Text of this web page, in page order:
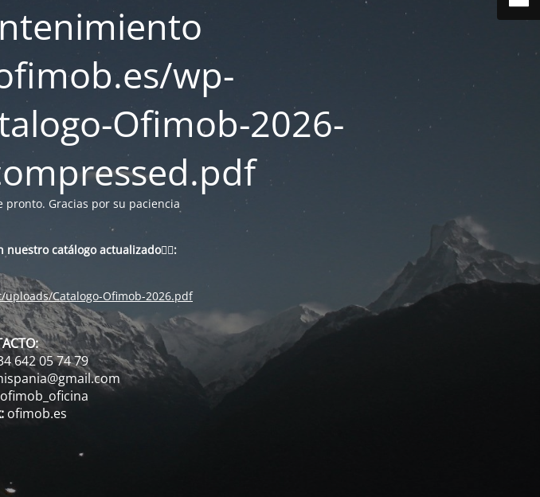
wp-
Ofimob-2026-
Gracias por su paciencia
catálogo actualizado👇🏻:
Catalogo-Ofimob-2026.pdf
642 05 74 79
ofimob.es